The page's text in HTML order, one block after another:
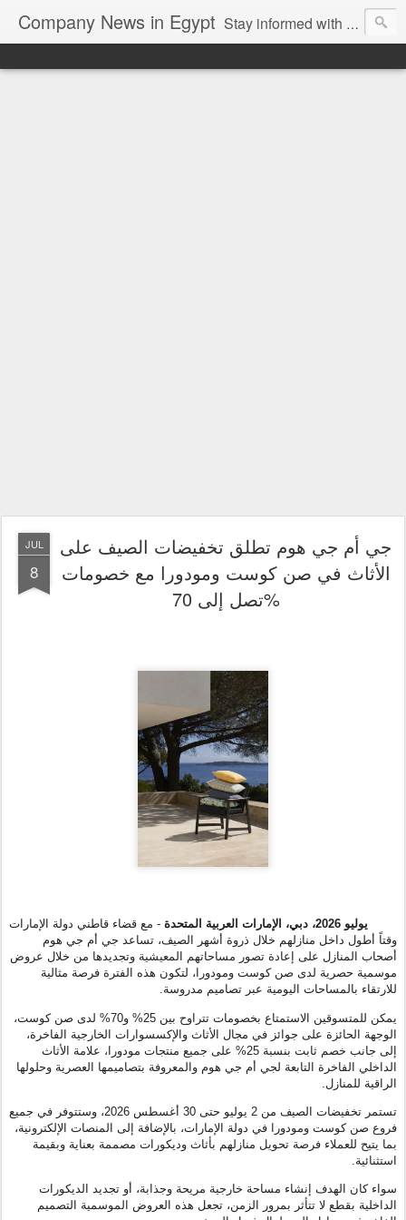
Company News in Egypt Stay informed with the latest company news and developments in Egypt and the region through our unbiased and direct news platform. Our blog publishes press releases and news directly from companies and their PR agencies, giving you a clear and unfiltered view of the industry. Make informed decisions with our easy to follow and clutter-free approach to company news.
JUL
8
جي أم جي هوم تطلق تخفيضات الصيف على
الأثاث في صن كوست ومودورا مع خصومات
تصل إلى 70%
يوليو 2026، دبي، الإمارات العربية المتحدة - مع قضاء قاطني دولة الإمارات
وقتاً أطول داخل منازلهم خلال ذروة أشهر الصيف، تساعد جي أم جي هوم
أصحاب المنازل على إعادة تصور مساحاتهم المعيشية وتجديدها من خلال عروض
موسمية حصرية لدى صن كوست ومودورا، لتكون هذه الفترة فرصة مثالية
للارتقاء بالمساحات اليومية عبر تصاميم مدروسة.
يمكن للمتسوقين الاستمتاع بخصومات تتراوح بين 25% و70% لدى صن كوست،
الوجهة الحائزة على جوائز في مجال الأثاث والإكسسوارات الخارجية الفاخرة،
إلى جانب خصم ثابت بنسبة 25% على جميع منتجات مودورا، علامة الأثاث
الداخلي الفاخرة التابعة لجي أم جي هوم والمعروفة بتصاميمها العصرية وحلولها
الراقية للمنازل.
تستمر تخفيضات الصيف من 2 يوليو حتى 30 أغسطس 2026، وستتوفر في جميع
فروع صن كوست ومودورا في دولة الإمارات، بالإضافة إلى المنصات الإلكترونية،
بما يتيح للعملاء فرصة تحويل منازلهم بأثاث وديكورات مصممة بعناية وبقيمة
استثنائية.
سواء كان الهدف إنشاء مساحة خارجية مريحة وجذابة، أو تجديد الديكورات
الداخلية بقطع لا تتأثر بمرور الزمن، تجعل هذه العروض الموسمية التصميم